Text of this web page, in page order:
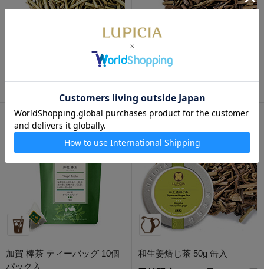
和生姜焙じ茶 50g 袋入
加賀 棒茶 ティーバッグ 10個
パック入
和生姜焙じ茶 50g 缶入